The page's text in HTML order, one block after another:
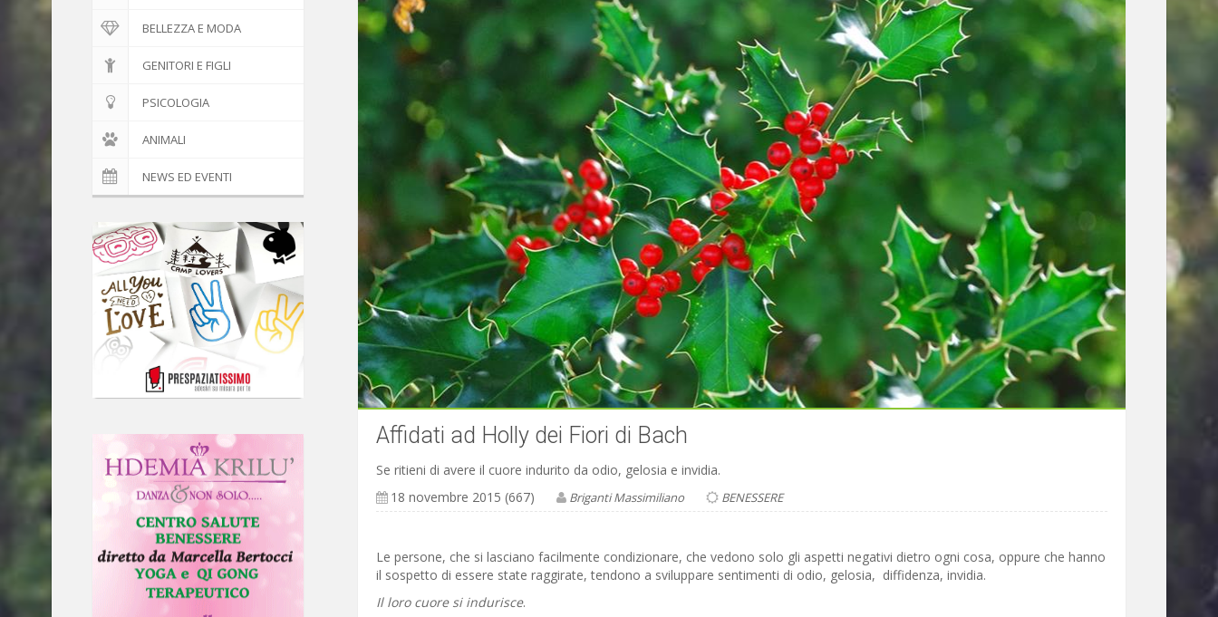
BELLEZZA E MODA
GENITORI E FIGLI
PSICOLOGIA
ANIMALI
NEWS ED EVENTI
Affidati ad Holly dei Fiori di Bach
Se ritieni di avere il cuore indurito da odio, gelosia e invidia.
18 novembre 2015 (667)
Briganti Massimiliano BENESSERE
Le persone, che si lasciano facilmente condizionare, che vedono solo gli aspetti negativi dietro ogni cosa, oppure che hanno
il sospetto di essere state raggirate, tendono a sviluppare sentimenti di odio, gelosia, diffidenza, invidia.
Il loro cuore si indurisce.